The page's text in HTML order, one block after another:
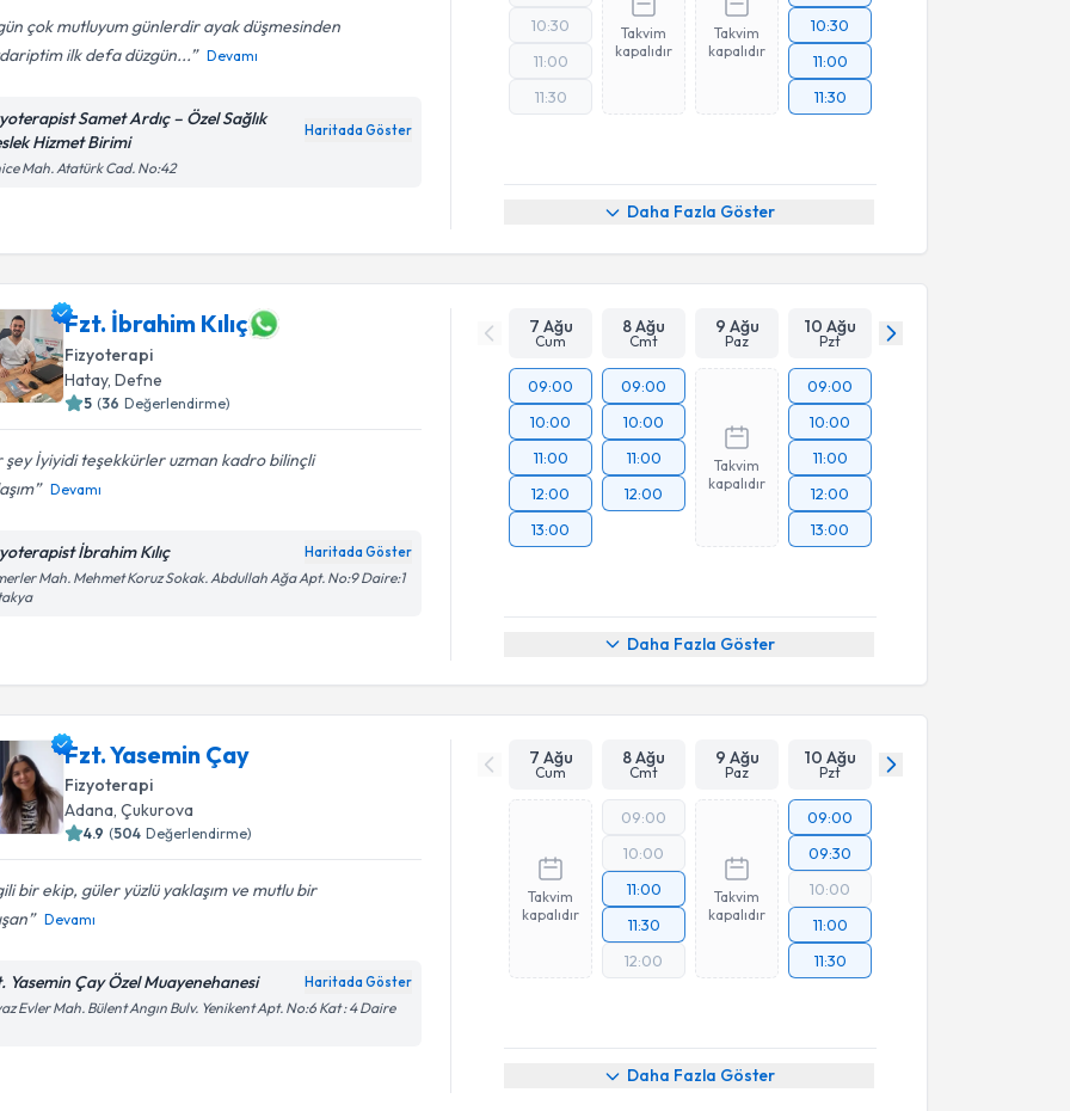
çok mutluyum günlerdir ayak düşmesinden
ilk defa düzgün...
Devamı
Samet Ardıç – Özel Sağlık
Hizmet Birimi
Haritada Göster
Mah. Atatürk Cad. No:42
10:30
11:00
11:30
Takvim
kapalıdır
Takvim
kapalıdır
10:30
11:00
11:30
Daha Fazla Göster
Fzt. İbrahim Kılıç
Fizyoterapi
Hatay, Defne
5 (36 Değerlendirme)
şey İyiyidi teşekkürler uzman kadro bilinçli
Devamı
İbrahim Kılıç Haritada Göster
Mah. Mehmet Koruz Sokak. Abdullah Ağa Apt. No:9 Daire:1
7 Ağu
Cum
8 Ağu
Cmt
9 Ağu
Paz
10 Ağu
Pzt
09:00
10:00
11:00
12:00
13:00
09:00
10:00
11:00
12:00
Takvim
kapalıdır
09:00
10:00
11:00
12:00
13:00
Daha Fazla Göster
Fzt. Yasemin Çay
Fizyoterapi
Adana, Çukurova
4.9 (504 Değerlendirme)
bir ekip, güler yüzlü yaklaşım ve mutlu bir
Devamı
Yasemin Çay Özel Muayenehanesi Haritada Göster
Evler Mah. Bülent Angın Bulv. Yenikent Apt. No:6 Kat : 4 Daire
7 Ağu
Cum
8 Ağu
Cmt
9 Ağu
Paz
10 Ağu
Pzt
Takvim
kapalıdır
09:00
10:00
11:00
11:30
12:00
Takvim
kapalıdır
09:00
09:30
10:00
11:00
11:30
Daha Fazla Göster